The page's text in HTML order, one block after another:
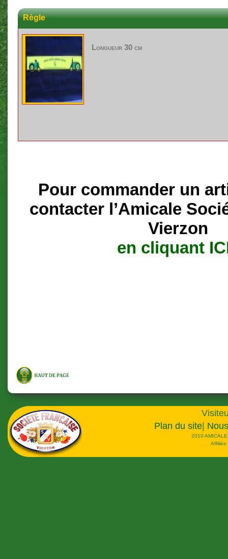
Règle
Longueur 30 cm
Pour commander un
contacter l’Amicale
Vierzon
en cliquant
Plan du site|
2010
Affiliée